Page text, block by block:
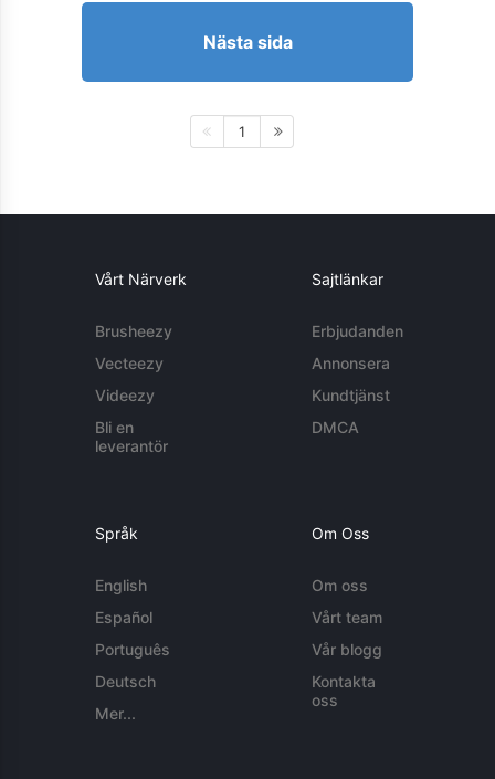
Nästa sida
1
Vårt Närverk
Brusheezy
Vecteezy
Videezy
Bli en
leverantör
Sajtlänkar
Erbjudanden
Annonsera
Kundtjänst
DMCA
Språk
English
Español
Português
Deutsch
Mer...
Om Oss
Om oss
Vårt team
Vår blogg
Kontakta
oss